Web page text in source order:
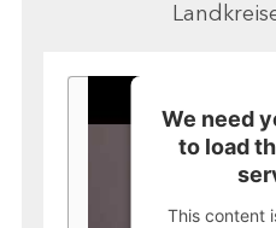
We need
to load
This content